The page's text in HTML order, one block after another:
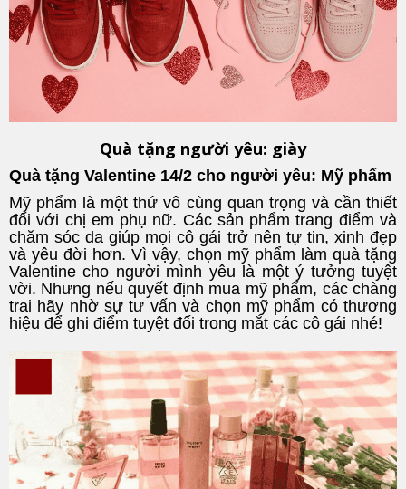
Quà tặng người yêu: giày
Quà tặng Valentine 14/2 cho người yêu: Mỹ phẩm
Mỹ phẩm là một thứ vô cùng quan trọng và cần thiết
đối với chị em phụ nữ. Các sản phẩm trang điểm và
chăm sóc da giúp mọi cô gái trở nên tự tin, xinh đẹp
và yêu đời hơn. Vì vậy, chọn mỹ phẩm làm quà tặng
Valentine cho người mình yêu là một ý tưởng tuyệt
vời. Nhưng nếu quyết định mua mỹ phẩm, các chàng
trai hãy nhờ sự tư vấn và chọn mỹ phẩm có thương
hiệu để ghi điểm tuyệt đối trong mắt các cô gái nhé!